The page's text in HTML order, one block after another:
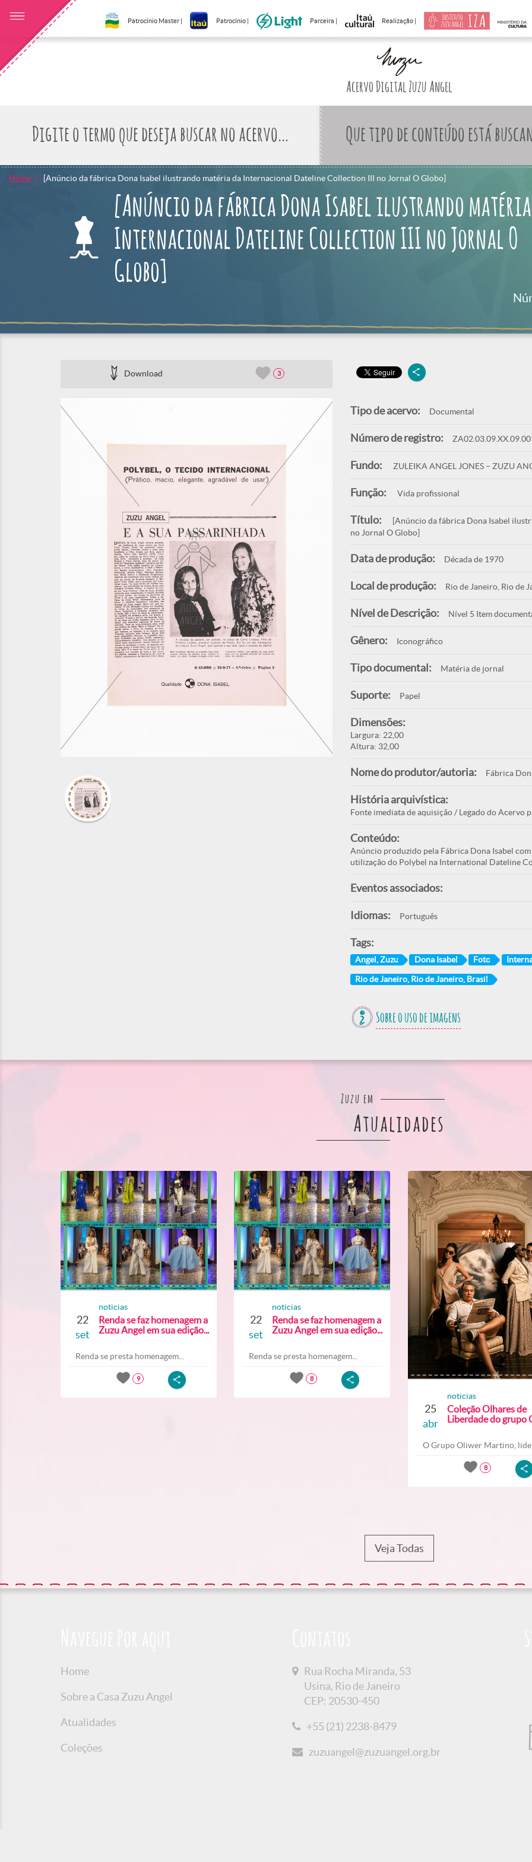
Patrocínio Master | Patrocínio | Parceira | Realização |
Acervo Digital Zuzu Angel
Que tipo de conteúdo está
Home [Anúncio da fábrica Dona Isabel ilustrando matéria da Internacional Dateline Collection III no Jornal O Globo]
[Anúncio da fábrica Dona Isabel ilustrando
Internacional Dateline Collection III no Jornal O
Globo]
Download 3
Tipo de acervo: Documental
Número de registro:
Fundo: ZULEIKA ANGEL JONES – ZUZU
Função: Vida profissional
Título:
[Anúncio da fábrica Dona Isabel
no Jornal O Globo]
Data de produção: Década de 1970
Local de produção: Rio de Janeiro, Rio de
Nível de Descrição: Nível 5 Item
Gênero: Iconográfico
Tipo documental: Matéria de jornal
Suporte: Papel
Dimensões:
Largura: 22,00
Altura: 32,00
Nome do produtor/autoria: Fábrica
História arquivística:
Fonte imediata de aquisição / Legado do Acervo
Conteúdo:
Anúncio produzido pela Fábrica Dona Isabel
utilização do Polybel na International Dateline
Eventos associados:
Idiomas: Português
Tags:
Angel, Zuzu Dona Isabel Foto
Rio de Janeiro, Rio de Janeiro, Brasil
Sobre o uso de imagens
Zuzu em
Atualidades
22
set
noticias
Renda se faz homenagem a
Zuzu Angel em sua edição...
Renda se presta homenagem...
9
22
set
noticias
Renda se faz homenagem a
Zuzu Angel em sua edição...
Renda se presta homenagem...
8
25
abr
noticias
Coleção Olhares de
Liberdade do grupo
O Grupo Oliwer Martino,
8
Veja Todas
Home
Sobre a Casa Zuzu Angel
Atualidades
Coleções
Rua Rocha Miranda, 53
Usina, Rio de Janeiro
CEP: 20530-450
+55 (21) 2238-8479
zuzuangel@zuzuangel.org.br